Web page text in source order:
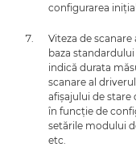
configurarea
Viteza de
baza standardului
indică durata
scanare al
afişajului de stare
în funcţie de
setările modului
etc.